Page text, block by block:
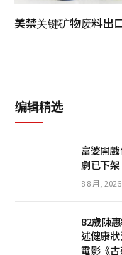
美禁关键矿物废料出
编辑精选
富婆開
劇已下架
8 8 月, 2026
82歲陳
述健康
電影《